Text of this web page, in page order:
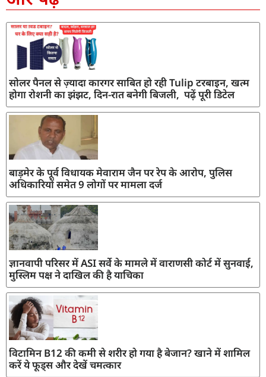
सोलर पैनल से ज़्यादा कारगर साबित हो रही Tulip टरबाइन, खत्म
होगा रोशनी का झंझट, दिन-रात बनेगी बिजली, पढ़ें पूरी डिटेल
बाड़मेर के पूर्व विधायक मेवाराम जैन पर रेप के आरोप, पुलिस
अधिकारियों समेत 9 लोगों पर मामला दर्ज
ज्ञानवापी परिसर में ASI सर्वे के मामले में वाराणसी कोर्ट में सुनवाई,
मुस्लिम पक्ष ने दाखिल की है याचिका
विटामिन B12 की कमी से शरीर हो गया है बेजान? खाने में शामिल
करें ये फूड्स और देखें चमत्कार